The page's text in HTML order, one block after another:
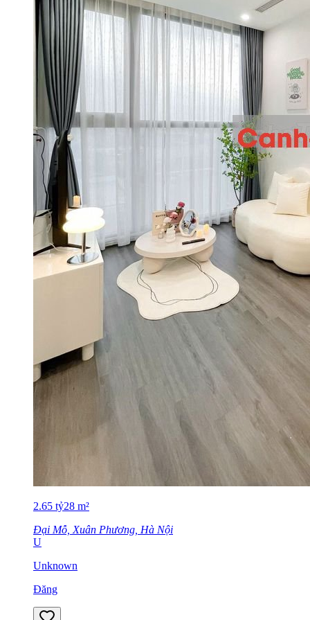
2.65 tỷ28 m²
Đại Mỗ, Xuân Phương, Hà Nội
U
Unknown
Đăng